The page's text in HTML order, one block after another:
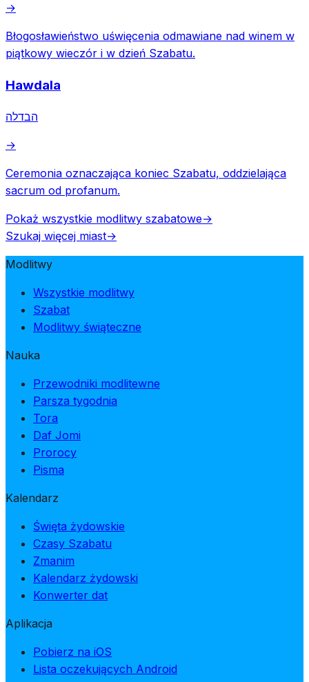
→
Błogosławieństwo uświęcenia odmawiane nad winem w
piątkowy wieczór i w dzień Szabatu.
Hawdala
הבדלה
→
Ceremonia oznaczająca koniec Szabatu, oddzielająca
sacrum od profanum.
Pokaż wszystkie modlitwy szabatowe→
Szukaj więcej miast→
Modlitwy
Wszystkie modlitwy
Szabat
Modlitwy świąteczne
Nauka
Przewodniki modlitewne
Parsza tygodnia
Tora
Daf Jomi
Prorocy
Pisma
Kalendarz
Święta żydowskie
Czasy Szabatu
Zmanim
Kalendarz żydowski
Konwerter dat
Aplikacja
Pobierz na iOS
Lista oczekujących Android